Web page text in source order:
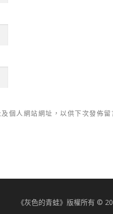
個人網站網址，以供下次發佈留
《灰色的青蛙》版權所有 ©